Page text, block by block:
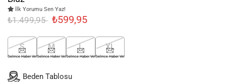
İlk Yorumu Sen Yaz!
₺1.499,95 ₺599,95
S
Gelince Haber Ver
M
Gelince Haber Ver
L
Gelince Haber Ver
XL
Gelince Haber Ver
Beden Tablosu